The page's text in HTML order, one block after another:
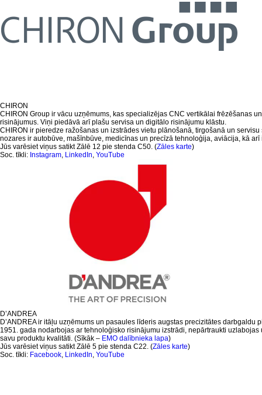
CHIRON
CHIRON Group ir vācu uzņēmums, kas specializējas CNC vertikālai frēzēšanas
risinājumus. Viņi piedāvā arī plašu servisa un digitālo risinājumu klāstu.
CHIRON ir pieredze ražošanas un izstrādes vietu plānošanā, tirgošanā un
nozares ir autobūve, mašīnbūve, medicīnas un precīzā tehnoloģija, aviācija, kā
Jūs varēsiet viņus satikt Zālē 12 pie stenda C50. (Zāles karte)
Soc. tīkli: Instagram, LinkedIn, YouTube
D’ANDREA
D’ANDREA ir itāļu uzņēmums un pasaules līderis augstas precizitātes
1951. gada nodarbojas ar tehnoloģisko risinājumu izstrādi, nepārtraukti
savu produktu kvalitāti. (Sīkāk – EMO dalībnieka lapa)
Jūs varēsiet viņus satikt Zālē 5 pie stenda C22. (Zāles karte)
Soc. tīkli: Facebook, LinkedIn, YouTube